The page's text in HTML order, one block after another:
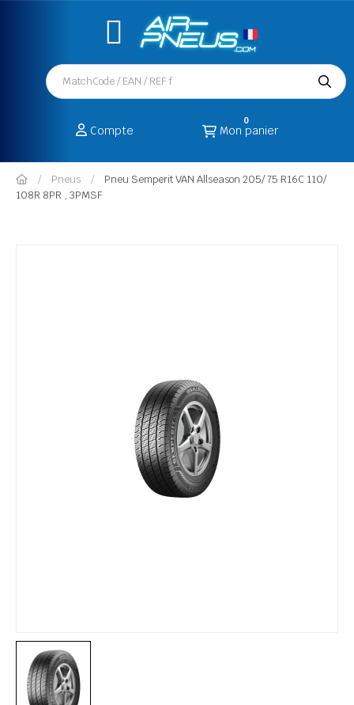
Compte Mon panier
0
Pneus
Pneu Semperit VAN Allseason 205/ 75 R16C 110/
108R 8PR , 3PMSF